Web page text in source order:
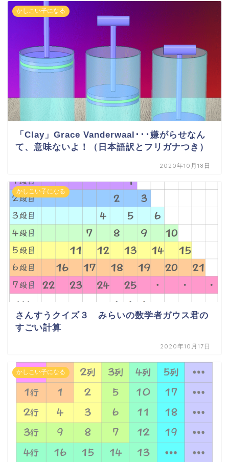
かしこい子になる
「Clay」Grace Vanderwaal･･･嫌がらせなん
て、意味ないよ！（日本語訳とフリガナつき）
2020年10月18日
かしこい子になる
さんすうクイズ３ みらいの数学者ガウス君の
すごい計算
2020年10月17日
かしこい子になる